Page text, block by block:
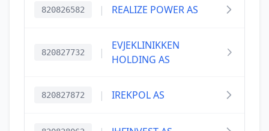
820826582 | REALIZE POWER AS
820827732 |
EVJEKLINIKKEN
HOLDING AS
820827872 | IREKPOL AS